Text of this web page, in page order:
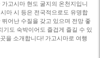
고시마 현도 굴지의 온천지입니
마 시 등은 전국적으로도 유명합
어난 수질을 갖고 있으며 전망 좋
도 숙박이어도 즐겁게 즐길 수 있
을 소개합니다! 가고시마로 여행